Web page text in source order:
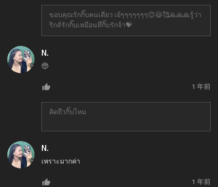
ขอบคุณรักกิ๊บคนเดียว เย้ๆๆๆๆๆๆๆ😊😃🥰🙏🙏🙏รู้ว่า
ริกส์รักกิ๊บเหมือนทึ่กิ๊บรักจ้า💝
N.
🥺
1 年前
คิดถึวกิ๊บไหม
N.
เพราะมากค่า
1 年前